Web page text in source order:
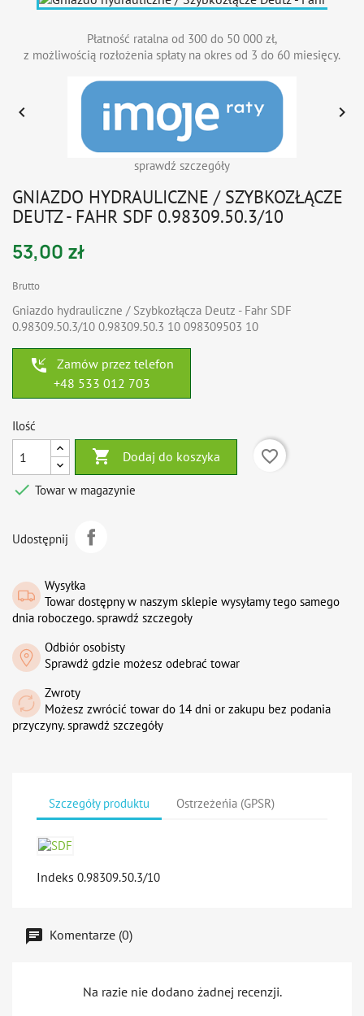
Płatność ratalna od 300 do 50 000 zł,
z możliwością rozłożenia spłaty na okres od 3 do 60 miesięcy.
sprawdź szczegóły
 
GNIAZDO HYDRAULICZNE / SZYBKOZŁĄCZE
DEUTZ - FAHR SDF 0.98309.50.3/10
53,00 zł
Brutto
Gniazdo hydrauliczne / Szybkozłącza Deutz - Fahr SDF
0.98309.50.3/10 0.98309.50.3 10 098309503 10
phone_callback
Zamów przez telefon
+48 533 012 703
Ilość
 Dodaj do koszyka
favorite_border
 Towar w magazynie
Udostępnij
Wysyłka
Towar dostępny w naszym sklepie wysyłamy tego samego
dnia roboczego. sprawdź szczegoły
Odbiór osobisty
Sprawdź gdzie możesz odebrać towar
Zwroty
Możesz zwrócić towar do 14 dni or zakupu bez podania
przyczyny. sprawdź szczegóły
Szczegóły produktu Ostrzeżeńia (GPSR)
Indeks 0.98309.50.3/10
Komentarze (0)
Na razie nie dodano żadnej recenzji.